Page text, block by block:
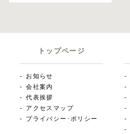
トップページ
お知らせ
会社案内
代表挨拶
アクセスマップ
プライバシー･ポリシー